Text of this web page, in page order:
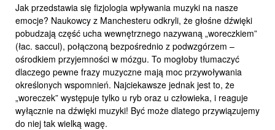
Jak przedstawia się fizjologia wpływania muzyki na nasze
emocje? Naukowcy z Manchesteru odkryli, że głośne dźwięki
pobudzają część ucha wewnętrznego nazywaną „woreczkiem”
(łac. saccul), połączoną bezpośrednio z podwzgórzem –
ośrodkiem przyjemności w mózgu. To mogłoby tłumaczyć
dlaczego pewne frazy muzyczne mają moc przywoływania
określonych wspomnień. Najciekawsze jednak jest to, że
„woreczek” występuje tylko u ryb oraz u człowieka, i reaguje
wyłącznie na dźwięki muzyki! Być może dlatego przywiązujemy
do niej tak wielką wagę.